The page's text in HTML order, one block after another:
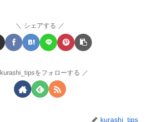
シェアする
kurashi_tipsをフォローする
kurashi_tips